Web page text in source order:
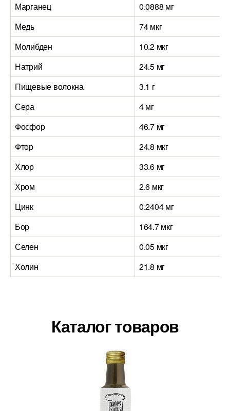
Марганец
0.0888 мг
Медь
74 мкг
Молибден
10.2 мкг
Натрий
24.5 мг
Пищевые волокна
3.1 г
Сера
4 мг
Фосфор
46.7 мг
Фтор
24.8 мкг
Хлор
33.6 мг
Хром
2.6 мкг
Цинк
0.2404 мг
Бор
164.7 мкг
Селен
0.05 мкг
Холин
21.8 мг
Каталог товаров